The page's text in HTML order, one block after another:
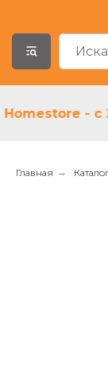
- с
Главная → Каталог